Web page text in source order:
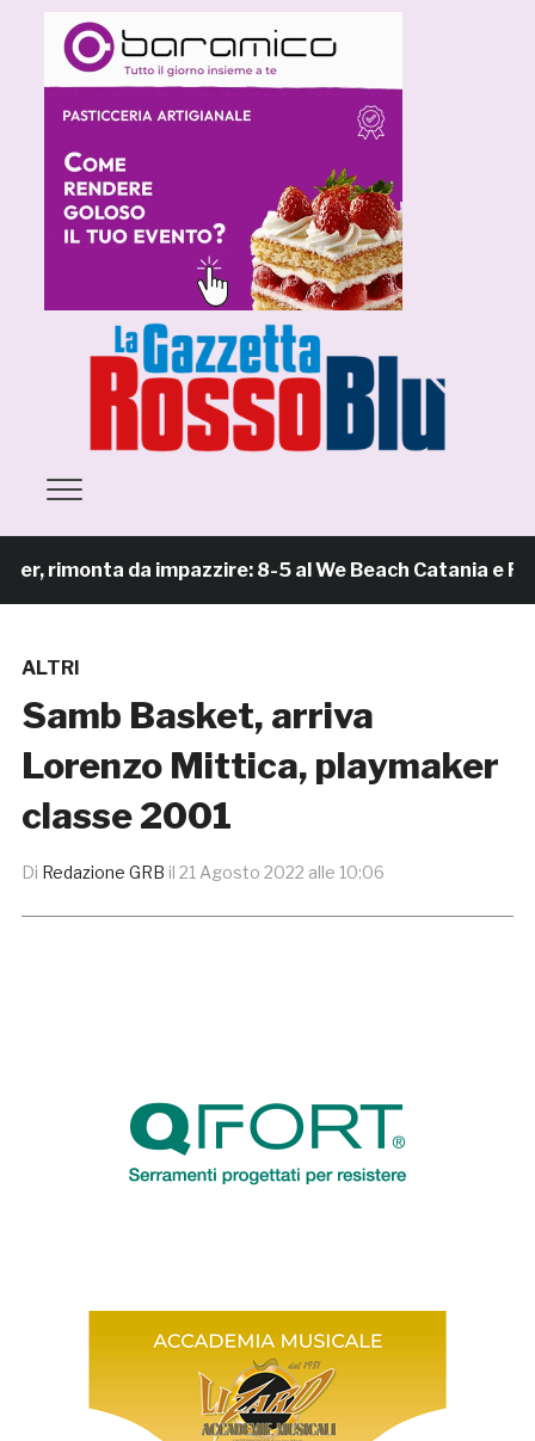
rimonta da impazzire: 8-5 al We Beach Catania e
ALTRI
Samb Basket, arriva
Lorenzo Mittica, playmaker
classe 2001
Di Redazione GRB il 21 Agosto 2022 alle 10:06